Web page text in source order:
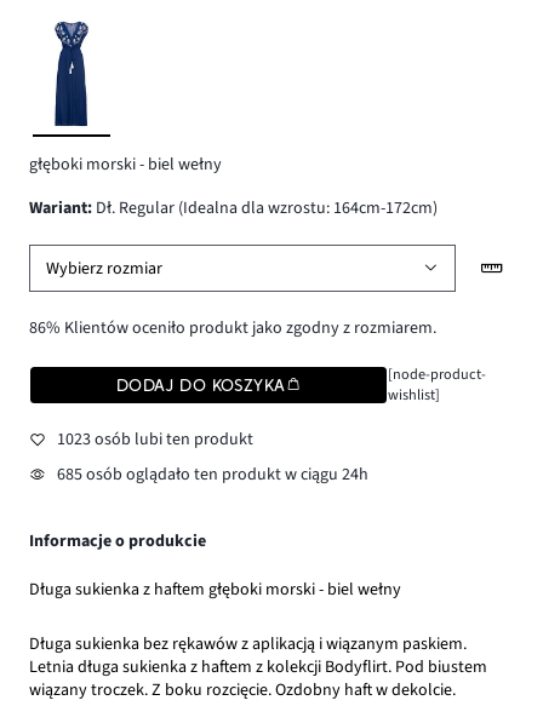
głęboki morski - biel wełny
wariant: Dł. Regular (Idealna dla wzrostu: 164cm-172cm)
Wybierz rozmiar
86% Klientów oceniło produkt jako zgodny z rozmiarem.
DODAJ DO KOSZYKA
[node-product-
wishlist]
1023 osób lubi ten produkt
685 osób oglądało ten produkt w ciągu 24h
Informacje o produkcie
Długa sukienka z haftem głęboki morski - biel wełny
Długa sukienka bez rękawów z aplikacją i wiązanym paskiem.
Letnia długa sukienka z haftem z kolekcji Bodyflirt. Pod biustem
wiązany troczek. Z boku rozcięcie. Ozdobny haft w dekolcie.